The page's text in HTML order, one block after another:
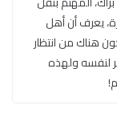
يعرف أن أهل
هناك من انتظار
لنفسه ولهذه